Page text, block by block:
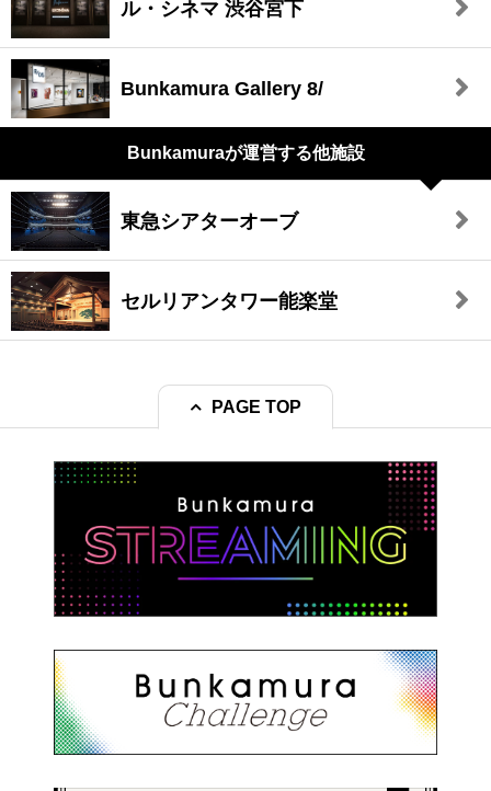
ル・シネマ 渋谷宮下
Bunkamura Gallery 8/
Bunkamuraが運営する他施設
東急シアターオーブ
セルリアンタワー能楽堂
PAGE TOP